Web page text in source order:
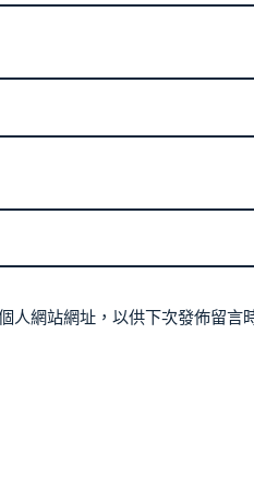
人網站網址，以供下次發佈留言